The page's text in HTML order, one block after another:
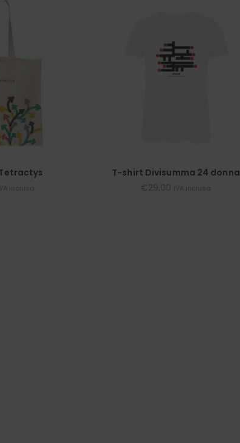
inclusa
T-shirt Divisumma 24 donna
€29,00 IVA inclusa